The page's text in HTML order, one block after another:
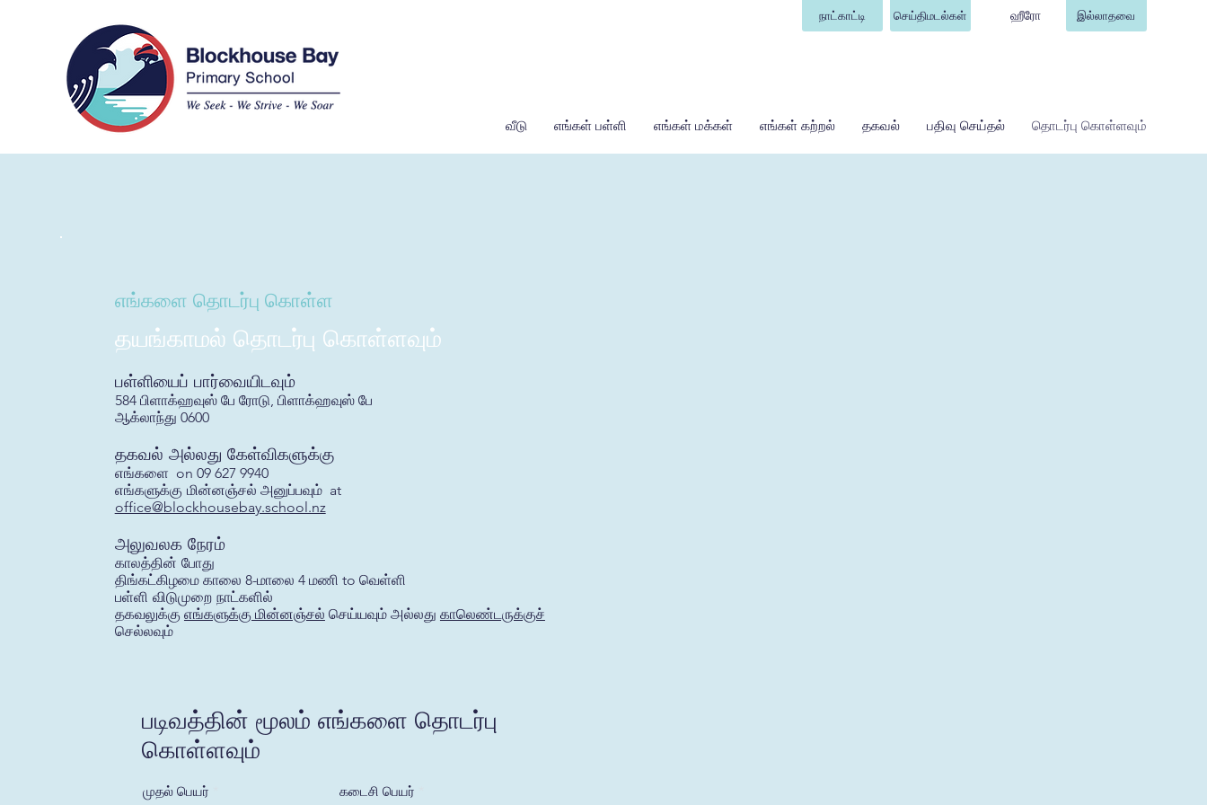
நாட்காட்டி செய்திமடல்கள் ஹீரோ இல்லாதவை
வீடு எங்கள் பள்ளி எங்கள் மக்கள் எங்கள் கற்றல் தகவல் பதிவு செய்தல் தொடர்பு கொள்ளவும்
எங்களை தொடர்பு கொள்ள
தயங்காமல் தொடர்பு கொள்ளவும்
பள்ளியைப் பார்வையிடவும்
584 பிளாக்ஹவுஸ் பே ரோடு, பிளாக்ஹவுஸ் பே
ஆக்லாந்து 0600
தகவல் அல்லது கேள்விகளுக்கு
எங்களை on 09 627 9940
எங்களுக்கு மின்னஞ்சல் அனுப்பவும் at
office@blockhousebay.school.nz
அலுவலக நேரம்
காலத்தின் போது
திங்கட்கிழமை காலை 8-மாலை 4 மணி to வெள்ளி
பள்ளி விடுமுறை நாட்களில்
தகவலுக்கு எங்களுக்கு மின்னஞ்சல் செய்யவும் அல்லது காலெண்டருக்குச்
செல்லவும்
படிவத்தின் மூலம் எங்களை தொடர்பு
கொள்ளவும்
முதல் பெயர் கடைசி பெயர்